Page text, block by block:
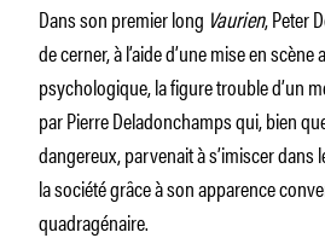
Dans son premier long Vaurien, Peter
de cerner, à l’aide d’une mise en
psychologique, la figure trouble d’un
par Pierre Deladonchamps qui, bien
dangereux, parvenait à s’imiscer dans
la société grâce à son apparence
quadragénaire.